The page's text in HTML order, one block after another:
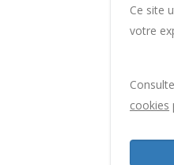
Ce site
votre
cookies